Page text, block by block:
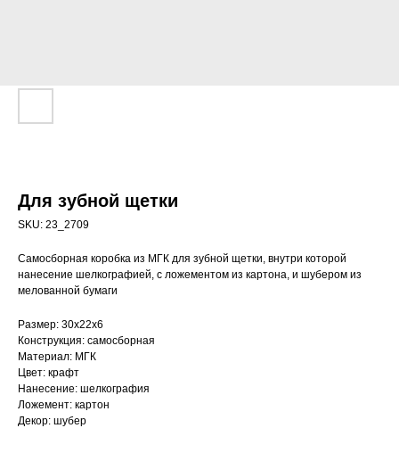
Для зубной щетки
SKU: 23_2709
Самосборная коробка из МГК для зубной щетки, внутри которой
нанесение шелкографией, с ложементом из картона, и шубером из
мелованной бумаги
Размер: 30х22х6
Конструкция: самосборная
Материал: МГК
Цвет: крафт
Нанесение: шелкография
Ложемент: картон
Декор: шубер